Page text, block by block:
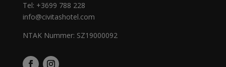
Tel: +3699 788 228
info@civitashotel.com
NTAK Nummer: SZ19000092